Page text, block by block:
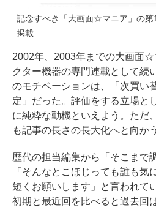
記念すべき「大画面☆マニア」の第
掲載
2002年、2003年までの大画面☆
クター機器の専門連載として続
のモチベーションは、「次買い
定」だった。評価をする立場と
に純粋な動機といえよう。ただ
も記事の長さの長大化へと向か
歴代の担当編集から「そこまで
「そんなとこほじっても誰も気
短くお願いします」と言われて
初期と最近回を比べると過去回